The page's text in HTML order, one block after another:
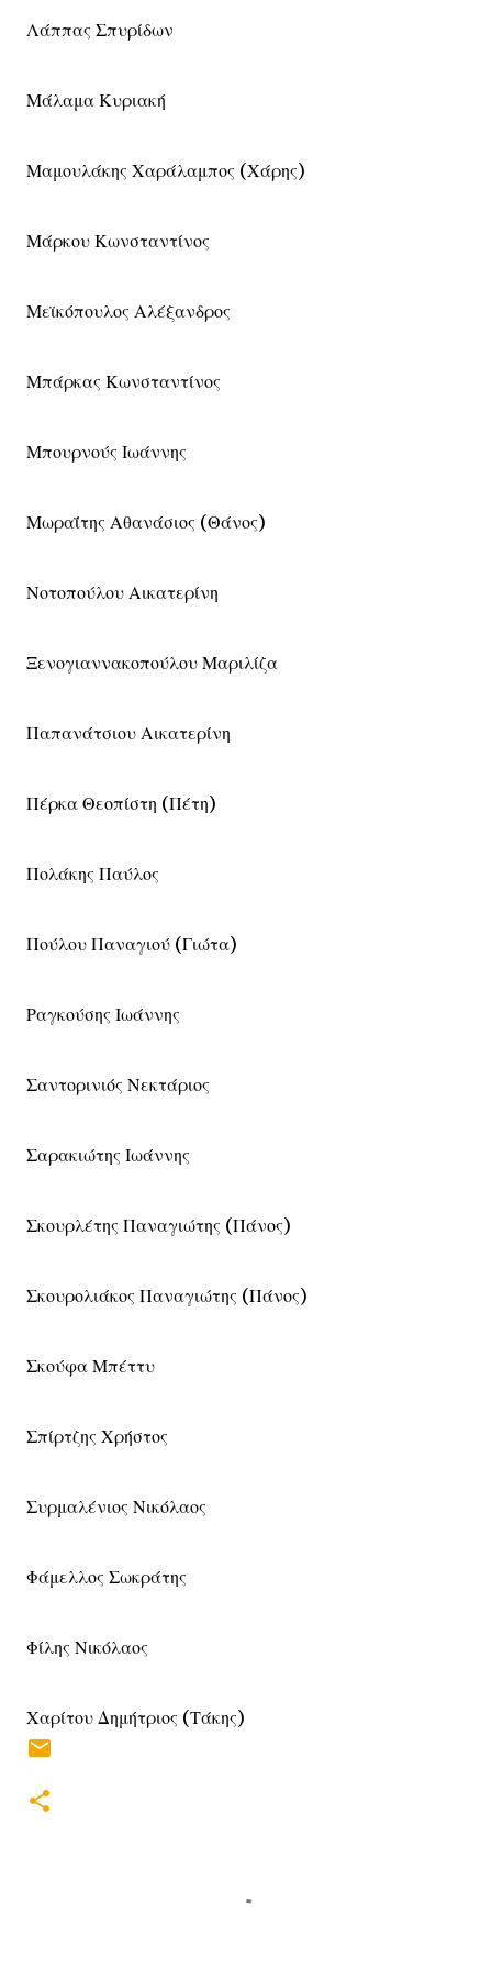
Λάππας Σπυρίδων
Μάλαμα Κυριακή
Μαμουλάκης Χαράλαμπος (Χάρης)
Μάρκου Κωνσταντίνος
Μεϊκόπουλος Αλέξανδρος
Μπάρκας Κωνσταντίνος
Μπουρνούς Ιωάννης
Μωραΐτης Αθανάσιος (Θάνος)
Νοτοπούλου Αικατερίνη
Ξενογιαννακοπούλου Μαριλίζα
Παπανάτσιου Αικατερίνη
Πέρκα Θεοπίστη (Πέτη)
Πολάκης Παύλος
Πούλου Παναγιού (Γιώτα)
Ραγκούσης Ιωάννης
Σαντορινιός Νεκτάριος
Σαρακιώτης Ιωάννης
Σκουρλέτης Παναγιώτης (Πάνος)
Σκουρολιάκος Παναγιώτης (Πάνος)
Σκούφα Μπέττυ
Σπίρτζης Χρήστος
Συρμαλένιος Νικόλαος
Φάμελλος Σωκράτης
Φίλης Νικόλαος
Χαρίτου Δημήτριος (Τάκης)